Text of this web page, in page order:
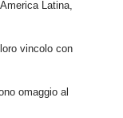
Latina,
vincolo con
omaggio al